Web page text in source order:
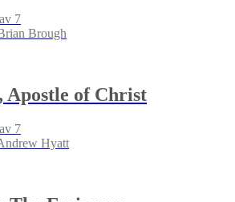
Brough
Apostle of Christ
Hyatt